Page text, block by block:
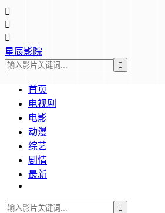



星辰影院

首页
电视剧
电影
动漫
综艺
剧情
最新
